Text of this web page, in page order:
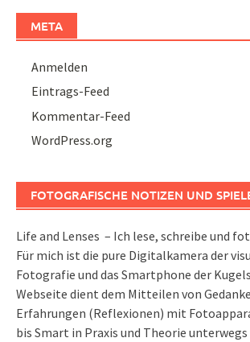
META
Anmelden
Eintrags-Feed
Kommentar-Feed
WordPress.org
FOTOGRAFISCHE NOTIZEN UND
Life and Lenses – Ich lese, schreibe und
Für mich ist die pure Digitalkamera der
Fotografie und das Smartphone der
Webseite dient dem Mitteilen von
Erfahrungen (Reflexionen) mit
bis Smart in Praxis und Theorie unterwegs